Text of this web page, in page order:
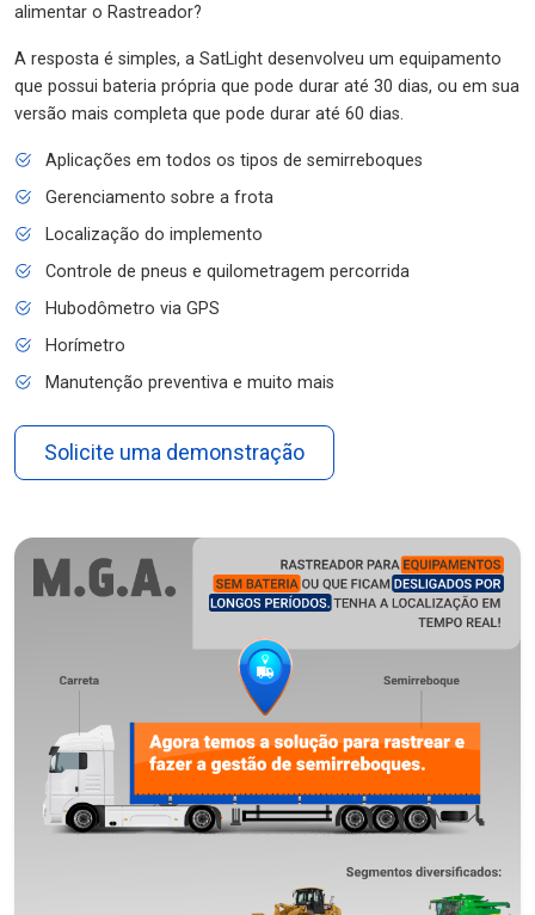
alimentar o Rastreador?
A resposta é simples, a SatLight desenvolveu um equipamento
que possui bateria própria que pode durar até 30 dias, ou em sua
versão mais completa que pode durar até 60 dias.
Aplicações em todos os tipos de semirreboques
Gerenciamento sobre a frota
Localização do implemento
Controle de pneus e quilometragem percorrida
Hubodômetro via GPS
Horímetro
Manutenção preventiva e muito mais
Solicite uma demonstração